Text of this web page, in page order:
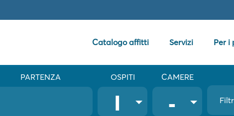
Catalogo affitti Servizi Per i
PARTENZA OSPITI
1
CAMERE
-